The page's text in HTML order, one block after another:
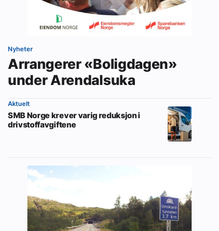
Nyheter
Arrangerer «Boligdagen»
under Arendalsuka
Aktuelt
SMB Norge krever varig reduksjon i
drivstoffavgiftene